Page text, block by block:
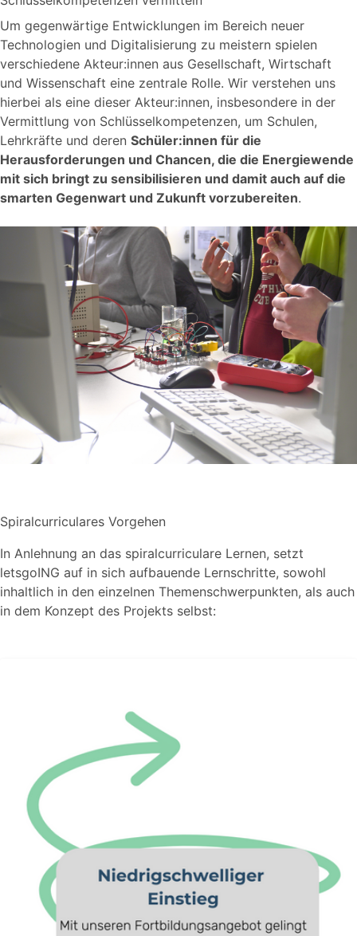
Um gegenwärtige Entwicklungen im Bereich neuer
Technologien und Digitalisierung zu meistern spielen
verschiedene Akteur:innen aus Gesellschaft, Wirtschaft
und Wissenschaft eine zentrale Rolle. Wir verstehen uns
hierbei als eine dieser Akteur:innen, insbesondere in der
Vermittlung von Schlüsselkompetenzen, um Schulen,
Lehrkräfte und deren Schüler:innen für die
Herausforderungen und Chancen, die die Energiewende
mit sich bringt zu sensibilisieren und damit auch auf die
smarten Gegenwart und Zukunft vorzubereiten.
Spiralcurriculares Vorgehen
In Anlehnung an das spiralcurriculare Lernen, setzt
letsgoING auf in sich aufbauende Lernschritte, sowohl
inhaltlich in den einzelnen Themenschwerpunkten, als auch
in dem Konzept des Projekts selbst: